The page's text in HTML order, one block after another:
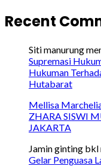
Recent
Siti manurung
Supremasi
Hukuman
Hutabarat
Mellisa
ZHARA SISWI
JAKARTA
Jamin ginting bkl
Gelar Penguasa